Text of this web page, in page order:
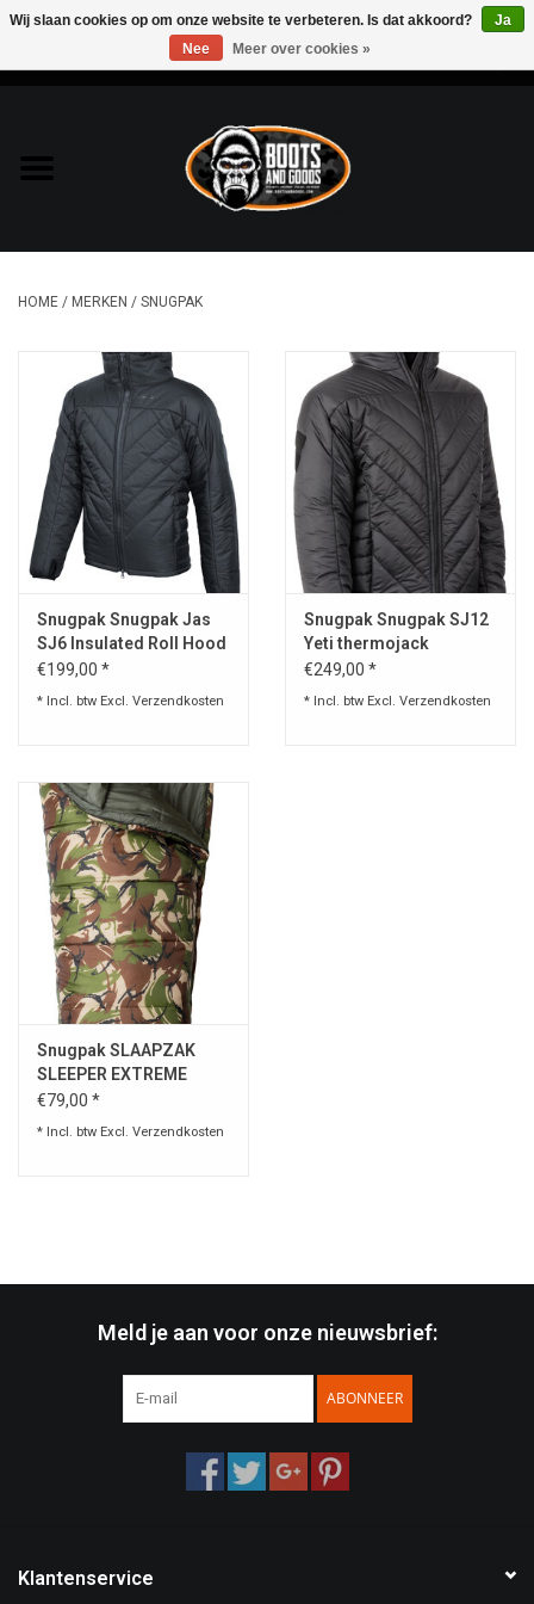
Bags & Packs
Bescherming
Lampen
Messen & Multitools
Schoenen
Speelgoed
Survival
Boots and Goods Blog !
HOME / MERKEN / SNUGPAK
Snugpak Snugpak Jas
SJ6 Insulated Roll Hood
Generation 2
€199,00 *
* Incl. btw Excl. Verzendkosten
Snugpak Snugpak SJ12
Yeti thermojack
€249,00 *
* Incl. btw Excl. Verzendkosten
Snugpak SLAAPZAK
SLEEPER EXTREME
TERRAIN
€79,00 *
* Incl. btw Excl. Verzendkosten
Meld je aan voor onze nieuwsbrief:
ABONNEER
Klantenservice
Wij slaan cookies op om onze website te verbeteren. Is dat akkoord?
Ja
Nee
Meer over cookies »